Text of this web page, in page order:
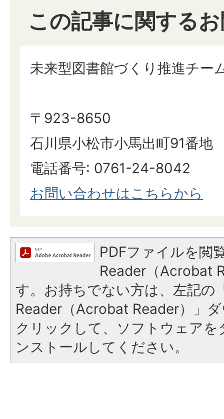
この記事に関する
未来型図書館づくり推進チー
〒923-8650
石川県小松市小馬出町91番地
電話番号: 0761-24-8042
​​​​​​​お問い合わせはこちらから
PDFファイルを閲
Reader（Acrobat
す。お持ちでない方は、左記の
Reader（Acrobat Reader）」
クリックして、ソフトウェア
ンストールしてください。